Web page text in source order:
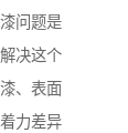
问题是
决这个
、表面
力差异